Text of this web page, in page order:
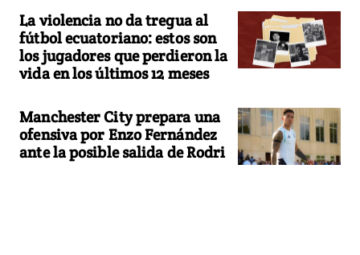
La violencia no da tregua al
fútbol ecuatoriano: estos son
los jugadores que perdieron la
vida en los últimos 12 meses
Manchester City prepara una
ofensiva por Enzo Fernández
ante la posible salida de Rodri